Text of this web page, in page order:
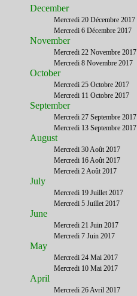
December
Mercredi 20 Décembre 2017
Mercredi 6 Décembre 2017
November
Mercredi 22 Novembre 2017
Mercredi 8 Novembre 2017
October
Mercredi 25 Octobre 2017
Mercredi 11 Octobre 2017
September
Mercredi 27 Septembre 2017
Mercredi 13 Septembre 2017
August
Mercredi 30 Août 2017
Mercredi 16 Août 2017
Mercredi 2 Août 2017
July
Mercredi 19 Juillet 2017
Mercredi 5 Juillet 2017
June
Mercredi 21 Juin 2017
Mercredi 7 Juin 2017
May
Mercredi 24 Mai 2017
Mercredi 10 Mai 2017
April
Mercredi 26 Avril 2017